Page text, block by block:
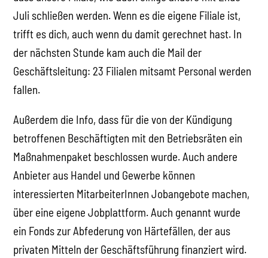
Juli schließen werden. Wenn es die eigene Filiale ist,
trifft es dich, auch wenn du damit gerechnet hast. In
der nächsten Stunde kam auch die Mail der
Geschäftsleitung: 23 Filialen mitsamt Personal werden
fallen.
Außerdem die Info, dass für die von der Kündigung
betroffenen Beschäftigten mit den Betriebsräten ein
Maßnahmenpaket beschlossen wurde. Auch andere
Anbieter aus Handel und Gewerbe können
interessierten MitarbeiterInnen Jobangebote machen,
über eine eigene Jobplattform. Auch genannt wurde
ein Fonds zur Abfederung von Härtefällen, der aus
privaten Mitteln der Geschäftsführung finanziert wird.